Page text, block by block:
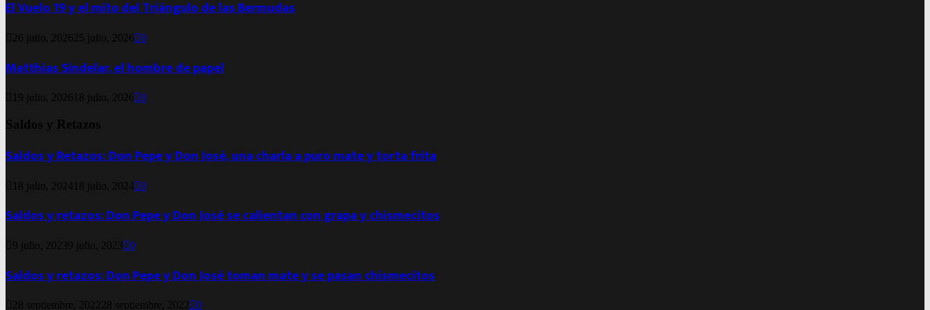
El Vuelo 19 y el mito del Triángulo de las Bermudas
26 julio, 2026 25 julio, 2026 0
Matthias Sindelar, el hombre de papel
19 julio, 2026 18 julio, 2026 0
Saldos y Retazos
Saldos y Retazos: Don Pepe y Don José, una charla a puro mate y torta frita
18 julio, 2024 18 julio, 2024 0
Saldos y retazos: Don Pepe y Don José se calientan con grapa y chismecitos
9 julio, 20239 julio, 2023 0
Saldos y retazos: Don Pepe y Don José toman mate y se pasan chismecitos
28 septiembre, 2022 28 septiembre, 2022 0